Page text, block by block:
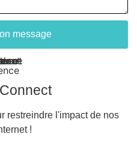
message
restreindre l'impact de nos
!